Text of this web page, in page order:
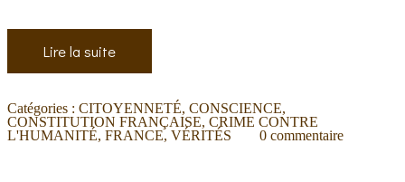
Lire la suite
Catégories :CITOYENNETÉ,CONSCIENCE,
CONSTITUTION FRANÇAISE,CRIME CONTRE
L'HUMANITÉ,FRANCE,VÉRITÉS 0 commentaire